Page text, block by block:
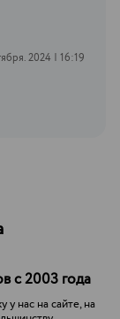
2024 | 16:19
с 2003 года
у нас на сайте, на